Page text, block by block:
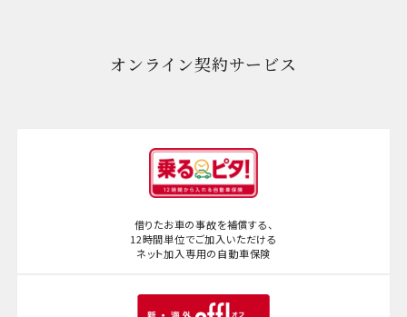
オンライン契約サービス
借りたお車の事故を補償する、
12時間単位でご加入いただける
ネット加入専用の自動車保険